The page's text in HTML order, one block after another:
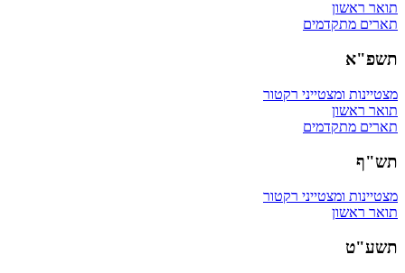
תואר ראשון
תארים מתקדמים
תשפ"א
מצטיינות ומצטייני רקטור
תואר ראשון
תארים מתקדמים
תש"ף
מצטיינות ומצטייני רקטור
תואר ראשון
תשע"ט